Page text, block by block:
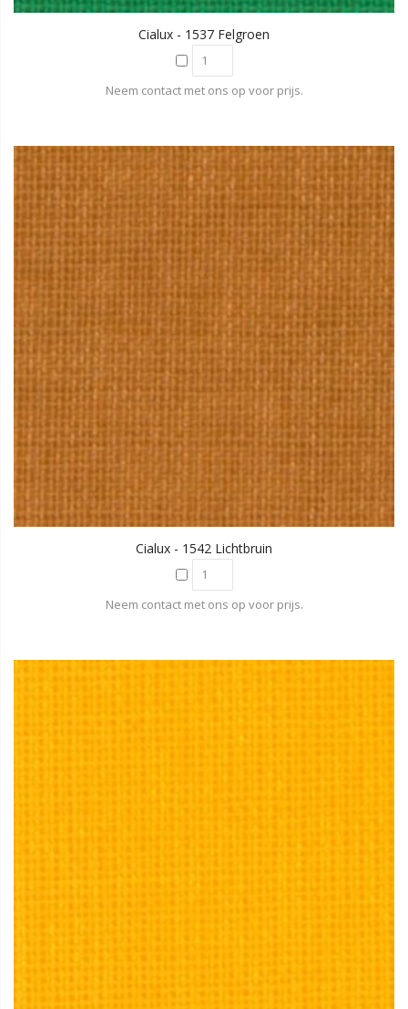
Cialux - 1537 Felgroen
Neem contact met ons op voor prijs.
Cialux - 1542 Lichtbruin
Neem contact met ons op voor prijs.